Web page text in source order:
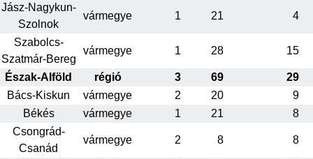
Jász-Nagykun-
Szolnok
vármegye 1 21 4
Szabolcs-
Szatmár-Bereg
vármegye 1 28 15
Észak-Alföld régió 3 69
29
Bács-Kiskun
vármegye 2 20
9
Békés
vármegye 1 21
8
Csongrád-
Csanád
vármegye 2 8 8